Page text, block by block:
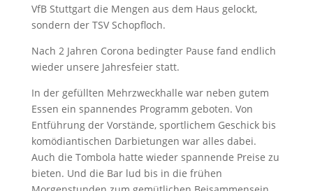
VfB Stuttgart die Mengen aus dem Haus gelockt,
sondern der TSV Schopfloch.
Nach 2 Jahren Corona bedingter Pause fand endlich
wieder unsere Jahresfeier statt.
In der gefüllten Mehrzweckhalle war neben gutem
Essen ein spannendes Programm geboten. Von
Entführung der Vorstände, sportlichem Geschick bis
komödiantischen Darbietungen war alles dabei.
Auch die Tombola hatte wieder spannende Preise zu
bieten. Und die Bar lud bis in die frühen